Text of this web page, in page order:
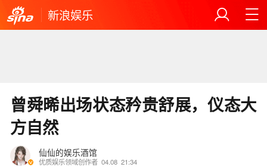
新浪娱乐
曾舜晞出场状态矜贵舒展，仪态大
方自然
仙仙的娱乐酒馆
优质娱乐领域创作者 04.08 21:34